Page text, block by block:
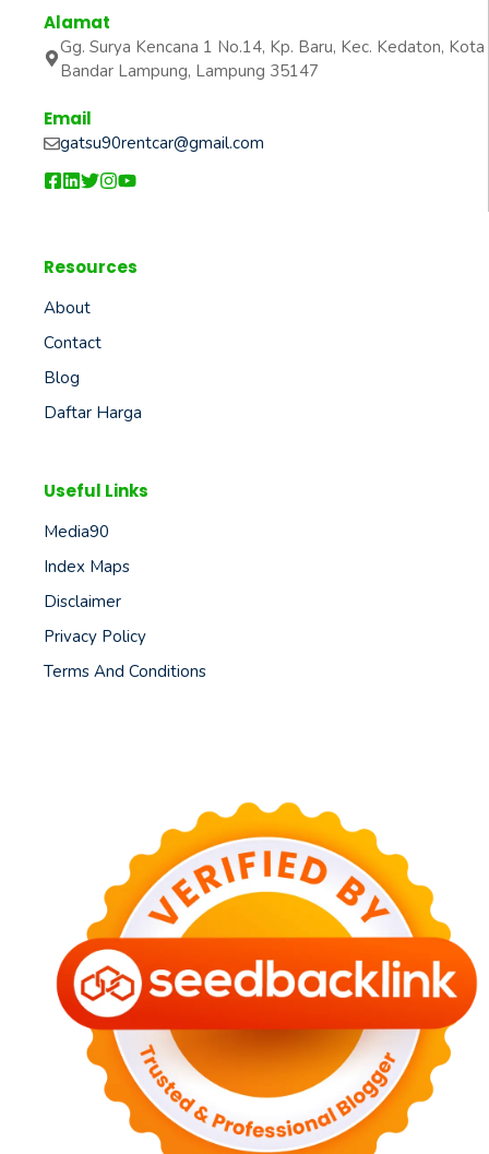
Alamat
Gg. Surya Kencana 1 No.14, Kp. Baru, Kec. Kedaton, Kota
Bandar Lampung, Lampung 35147
Email
gatsu90rentcar@gmail.com
Resources
About
Contact
Blog
Daftar Harga
Useful Links
Media90
Index Maps
Disclaimer
Privacy Policy
Terms And Conditions